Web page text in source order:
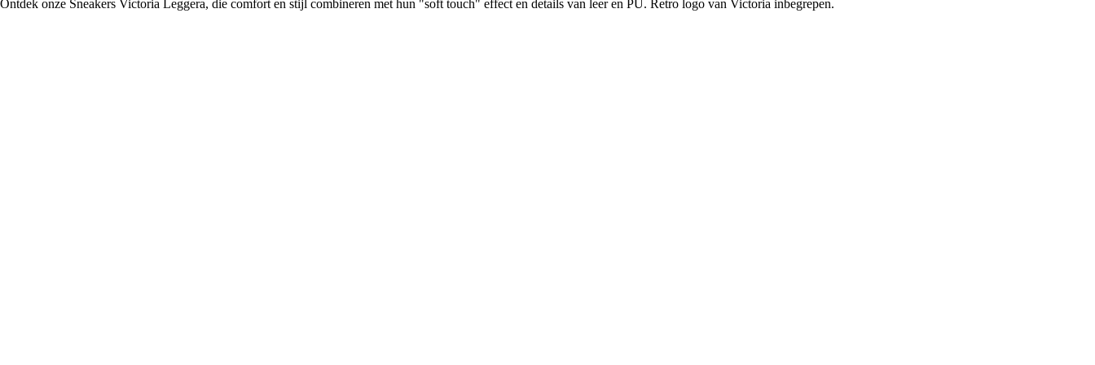
Ontdek onze Sneakers Victoria Leggera, die comfort en stijl combineren met hun "soft touch" effect en details van leer en PU. Retro logo van Victoria inbegrepen.